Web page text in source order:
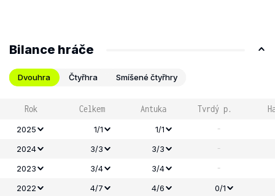
Bilance hráče
Dvouhra Čtyřhra Smíšené čtyřhry
Rok Celkem Antuka Tvrdý p.
2025 1/1 1/1 -
2024 3/3 3/3 -
2023 3/4 3/4 -
2022 4/7 4/6
0/1